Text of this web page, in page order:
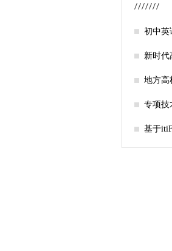
初中英
新时代
地方高
径探析
专项技
基于